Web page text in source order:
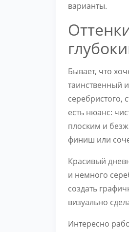
варианты.
Бывает, что
таинственный
серебристого,
есть нюанс:
плоским и
финиш или
Красивый
и немного
создать
визуально
Интересно